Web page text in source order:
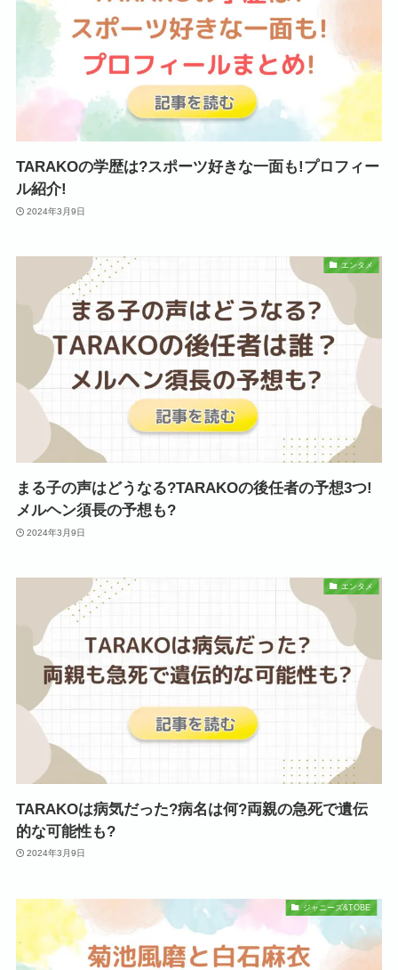
TARAKOの学歴は?スポーツ好きな一面も!プロフィー
ル紹介!
2024年3月9日
エンタメ
まる子の声はどうなる?TARAKOの後任者の予想3つ!
メルヘン須長の予想も?
2024年3月9日
エンタメ
TARAKOは病気だった?病名は何?両親の急死で遺伝
的な可能性も?
2024年3月9日
ジャニーズ&TOBE